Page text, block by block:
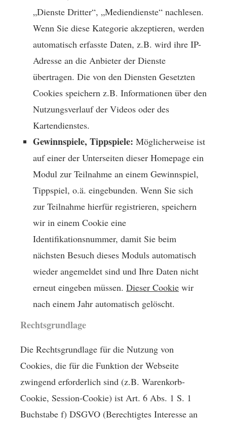
„Dienste Dritter“, „Mediendienste“ nachlesen.
Wenn Sie diese Kategorie akzeptieren, werden
automatisch erfasste Daten, z.B. wird ihre IP-
Adresse an die Anbieter der Dienste
übertragen. Die von den Diensten Gesetzten
Cookies speichern z.B. Informationen über den
Nutzungsverlauf der Videos oder des
Kartendienstes.
Gewinnspiele, Tippspiele: Möglicherweise ist
auf einer der Unterseiten dieser Homepage ein
Modul zur Teilnahme an einem Gewinnspiel,
Tippspiel, o.ä. eingebunden. Wenn Sie sich
zur Teilnahme hierfür registrieren, speichern
wir in einem Cookie eine
Identifikationsnummer, damit Sie beim
nächsten Besuch dieses Moduls automatisch
wieder angemeldet sind und Ihre Daten nicht
erneut eingeben müssen. Dieser Cookie wir
nach einem Jahr automatisch gelöscht.
Rechtsgrundlage
Die Rechtsgrundlage für die Nutzung von
Cookies, die für die Funktion der Webseite
zwingend erforderlich sind (z.B. Warenkorb-
Cookie, Session-Cookie) ist Art. 6 Abs. 1 S. 1
Buchstabe f) DSGVO (Berechtigtes Interesse an